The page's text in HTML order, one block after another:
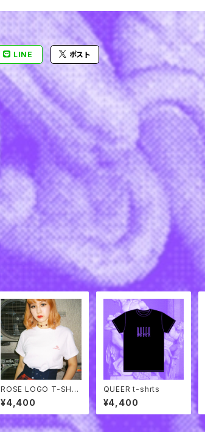
LINE ポスト
ROSE LOGO T-SHIR
TS
¥4,400
QUEER t-shrts
¥4,400